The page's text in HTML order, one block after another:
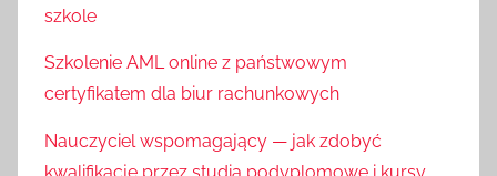
szkole
Szkolenie AML online z państwowym
certyfikatem dla biur rachunkowych
Nauczyciel wspomagający — jak zdobyć